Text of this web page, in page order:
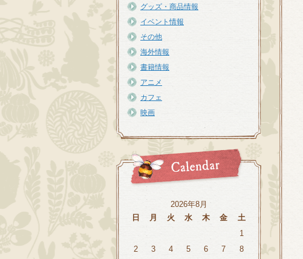
グッズ・商品情報
イベント情報
その他
海外情報
書籍情報
アニメ
カフェ
映画
2026年8月
日
月 火 水 木 金
土
1
2
3 4 5 6 7 8